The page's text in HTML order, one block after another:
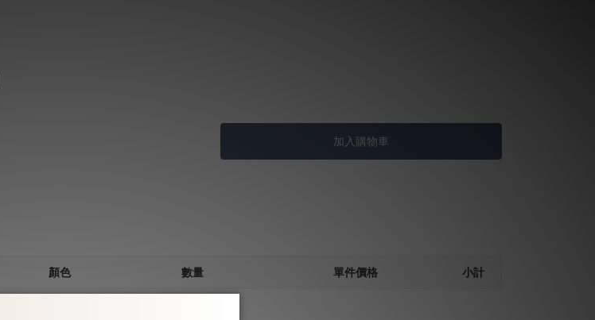
加入購物車
顏色 數量 單件價格 小計